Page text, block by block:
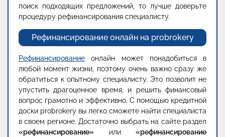
поиск подходящих предложений, то лучше доверьте
процедуру рефинансирования специалисту.
Рефинансирование онлайн на probrokery
Рефинансирование онлайн может понадобиться в
любой момент жизни, поэтому очень важно сразу же
обратиться к опытному специалисту. Это позволит не
упустить драгоценное время, и решить финансовый
вопрос грамотно и эффективно. С помощью кредитной
доски probrokery вы легко сможете найти специалиста
в своем регионе. Достаточно выбрать на сайте раздел
«рефинансирование» или «рефинансирование